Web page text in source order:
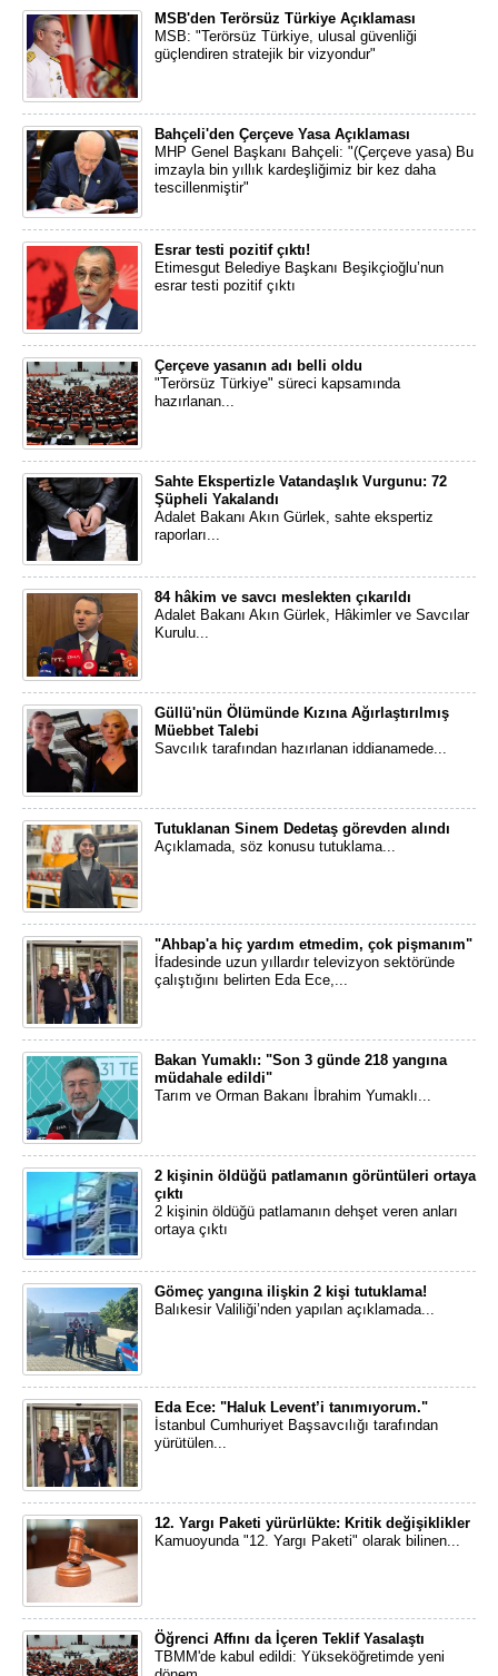
MSB'den Terörsüz Türkiye Açıklaması
MSB: "Terörsüz Türkiye, ulusal güvenliği
güçlendiren stratejik bir vizyondur"
Bahçeli'den Çerçeve Yasa Açıklaması
MHP Genel Başkanı Bahçeli: "(Çerçeve yasa) Bu
imzayla bin yıllık kardeşliğimiz bir kez daha
tescillenmiştir"
Esrar testi pozitif çıktı!
Etimesgut Belediye Başkanı Beşikçioğlu’nun
esrar testi pozitif çıktı
Çerçeve yasanın adı belli oldu
"Terörsüz Türkiye" süreci kapsamında
hazırlanan...
Sahte Ekspertizle Vatandaşlık Vurgunu: 72
Şüpheli Yakalandı
Adalet Bakanı Akın Gürlek, sahte ekspertiz
raporları...
84 hâkim ve savcı meslekten çıkarıldı
Adalet Bakanı Akın Gürlek, Hâkimler ve Savcılar
Kurulu...
Güllü'nün Ölümünde Kızına Ağırlaştırılmış
Müebbet Talebi
Savcılık tarafından hazırlanan iddianamede...
Tutuklanan Sinem Dedetaş görevden alındı
Açıklamada, söz konusu tutuklama...
"Ahbap'a hiç yardım etmedim, çok pişmanım"
İfadesinde uzun yıllardır televizyon sektöründe
çalıştığını belirten Eda Ece,...
Bakan Yumaklı: "Son 3 günde 218 yangına
müdahale edildi"
Tarım ve Orman Bakanı İbrahim Yumaklı...
2 kişinin öldüğü patlamanın görüntüleri ortaya
çıktı
2 kişinin öldüğü patlamanın dehşet veren anları
ortaya çıktı
Gömeç yangına ilişkin 2 kişi tutuklama!
Balıkesir Valiliği’nden yapılan açıklamada...
Eda Ece: "Haluk Levent’i tanımıyorum."
İstanbul Cumhuriyet Başsavcılığı tarafından
yürütülen...
12. Yargı Paketi yürürlükte: Kritik değişiklikler
Kamuoyunda "12. Yargı Paketi" olarak bilinen...
Öğrenci Affını da İçeren Teklif Yasalaştı
TBMM'de kabul edildi: Yükseköğretimde yeni